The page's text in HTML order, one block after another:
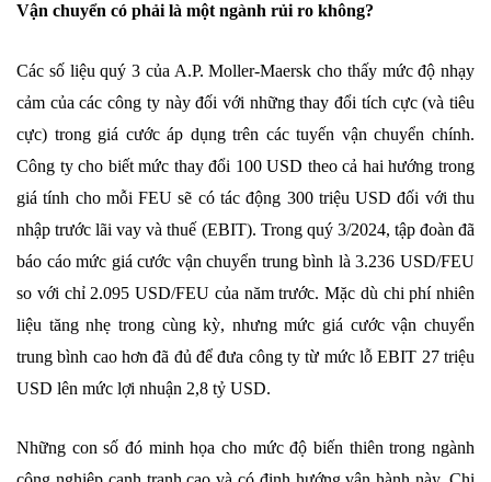
Vận chuyển có phải là một ngành rủi ro không?
Các số liệu quý 3 của A.P. Moller-Maersk cho thấy mức độ nhạy
cảm của các công ty này đối với những thay đổi tích cực (và tiêu
cực) trong giá cước áp dụng trên các tuyến vận chuyển chính.
Công ty cho biết mức thay đổi 100 USD theo cả hai hướng trong
giá tính cho mỗi FEU sẽ có tác động 300 triệu USD đối với thu
nhập trước lãi vay và thuế (EBIT). Trong quý 3/2024, tập đoàn đã
báo cáo mức giá cước vận chuyển trung bình là 3.236 USD/FEU
so với chỉ 2.095 USD/FEU của năm trước. Mặc dù chi phí nhiên
liệu tăng nhẹ trong cùng kỳ, nhưng mức giá cước vận chuyển
trung bình cao hơn đã đủ để đưa công ty từ mức lỗ EBIT 27 triệu
USD lên mức lợi nhuận 2,8 tỷ USD.
Những con số đó minh họa cho mức độ biến thiên trong ngành